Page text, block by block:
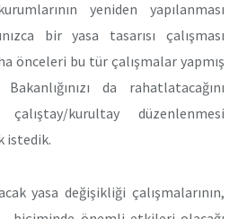
yeniden yapılanması
bir yasa tasarısı çalışması
önceleri bu tür çalışmalar yapmış
da rahatlatacağını
kurultay düzenlenmesi
istedik.
yasa değişikliği çalışmalarının,